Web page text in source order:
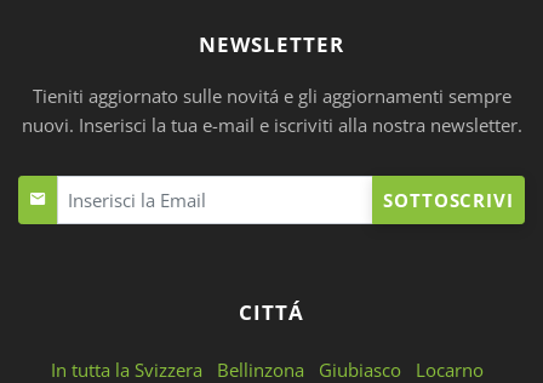
NEWSLETTER
Tieniti aggiornato sulle novitá e gli aggiornamenti sempre
nuovi. Inserisci la tua e-mail e iscriviti alla nostra newsletter.
SOTTOSCRIVI
CITTÁ
In tutta la Svizzera Bellinzona Giubiasco
Locarno